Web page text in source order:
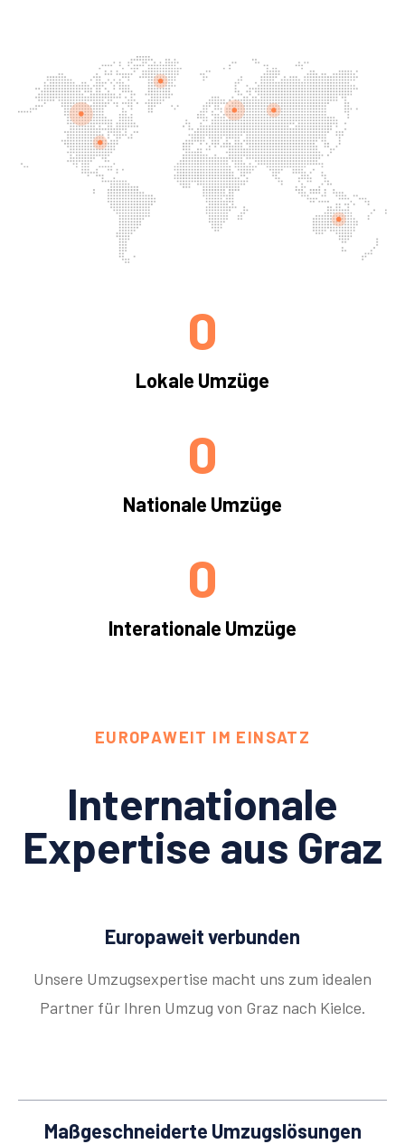
Lokale Umzüge
0
Nationale Umzüge
0
Interationale Umzüge
0
EUROPAWEIT IM EINSATZ
Internationale
Expertise aus Graz
Europaweit verbunden
Unsere Umzugsexpertise macht uns zum idealen
Partner für Ihren Umzug von Graz nach Kielce.
Maßgeschneiderte Umzugslösungen